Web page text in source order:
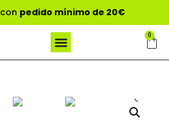
pedido mínimo de 20€
0